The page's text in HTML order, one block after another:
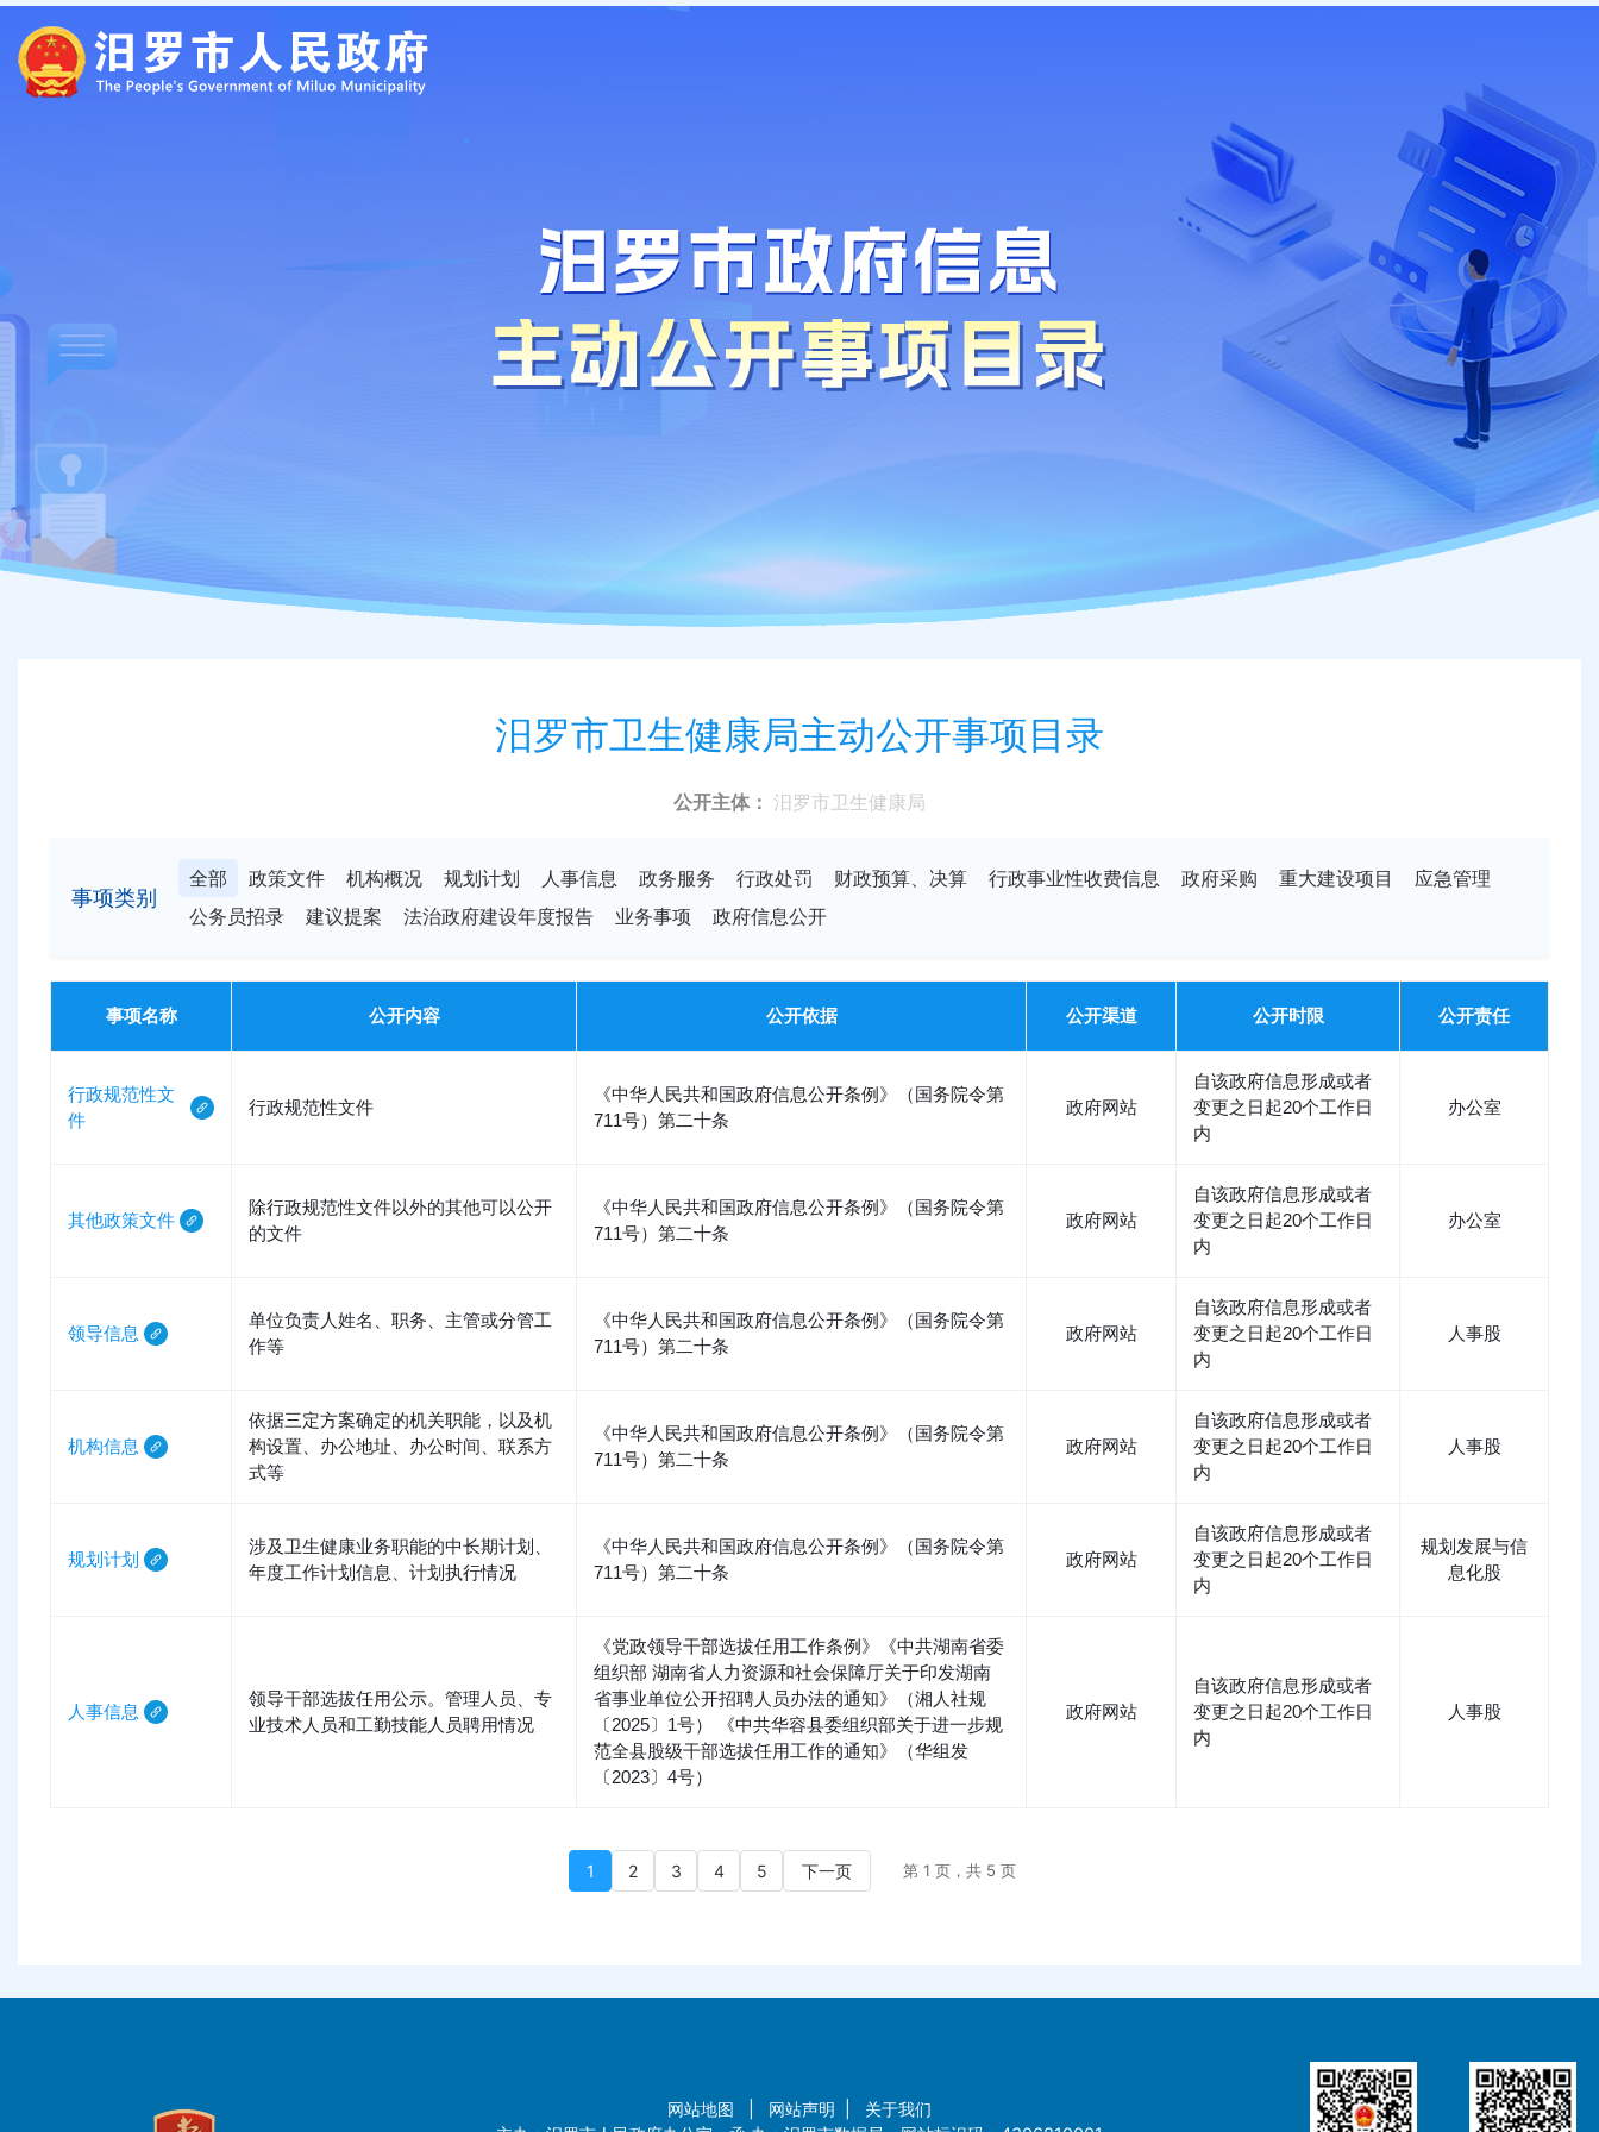
汨罗市卫生健康局主动公开事项目录
公开主体： 汨罗市卫生健康局
事项类别
全部 政策文件 机构概况 规划计划 人事信息 政务服务 行政处罚 财政预算、决算 行政事业性收费信息 政府采购 重大建设项目
应急管理
公务员招录
建议提案 法治政府建设年度报告 业务事项 政府信息公开
事项名称 公开内容 公开依据 公开渠道 公开时限 公开责任
行政规范性文
件
行政规范性文件
《中华人民共和国政府信息公开条例》（国务院令第
711号）第二十条
政府网站
自该政府信息形成或者
变更之日起20个工作日
内
办公室
其他政策文件
除行政规范性文件以外的其他可以公开
的文件
《中华人民共和国政府信息公开条例》（国务院令第
711号）第二十条
政府网站
自该政府信息形成或者
变更之日起20个工作日
内
办公室
领导信息
单位负责人姓名、职务、主管或分管工
作等
《中华人民共和国政府信息公开条例》（国务院令第
711号）第二十条
政府网站
自该政府信息形成或者
变更之日起20个工作日
内
人事股
机构信息
依据三定方案确定的机关职能，以及机
构设置、办公地址、办公时间、联系方
式等
《中华人民共和国政府信息公开条例》（国务院令第
711号）第二十条
政府网站
自该政府信息形成或者
变更之日起20个工作日
内
人事股
规划计划
涉及卫生健康业务职能的中长期计划、
年度工作计划信息、计划执行情况
《中华人民共和国政府信息公开条例》（国务院令第
711号）第二十条
政府网站
自该政府信息形成或者
变更之日起20个工作日
内
规划发展与信
息化股
人事信息
领导干部选拔任用公示。管理人员、专
业技术人员和工勤技能人员聘用情况
《党政领导干部选拔任用工作条例》《中共湖南省委
组织部 湖南省人力资源和社会保障厅关于印发湖南
省事业单位公开招聘人员办法的通知》（湘人社规
〔2025〕1号） 《中共华容县委组织部关于进一步规
范全县股级干部选拔任用工作的通知》（华组发
〔2023〕4号）
政府网站
自该政府信息形成或者
变更之日起20个工作日
内
人事股
1 2 3 4 5 下一页 第 1 页，共 5 页
网站地图 网站声明
关于我们